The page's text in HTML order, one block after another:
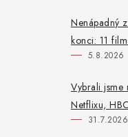
Nenápadný
konci: 11
5.8.2026
Vybrali jsme
Netflixu,
31.7.2026